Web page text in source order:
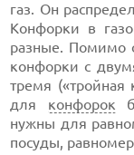
газ. Он
Конфорки в
разные. Помимо
конфорки с
тремя («тройная
для конфорок
нужны для
посуды,